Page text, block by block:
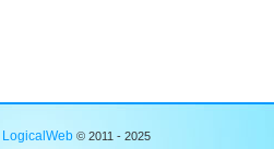
LogicalWeb© 2011 - 2025